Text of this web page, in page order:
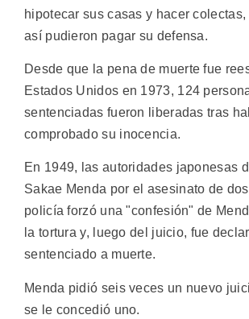
hipotecar sus casas y hacer colectas,
así pudieron pagar su defensa.
Desde que la pena de muerte fue
Estados Unidos en 1973, 124
sentenciadas fueron liberadas tras
comprobado su inocencia.
En 1949, las autoridades japonesas
Sakae Menda por el asesinato de
policía forzó una "confesión" de
la tortura y, luego del juicio, fue
sentenciado a muerte.
Menda pidió seis veces un nuevo
se le concedió uno.